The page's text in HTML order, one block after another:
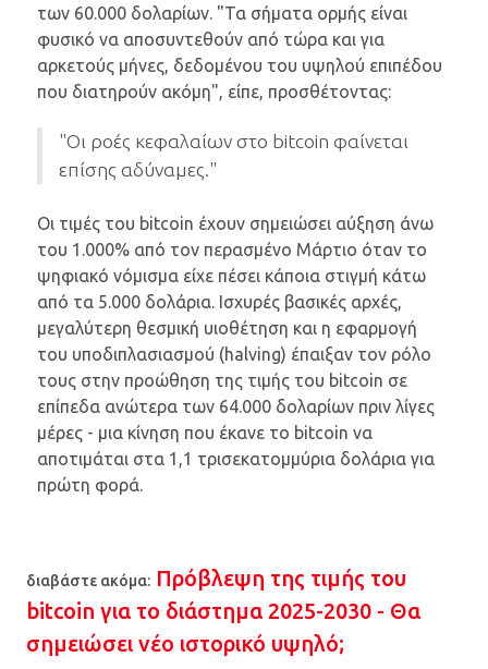
των 60.000 δολαρίων. "Τα σήματα ορμής είναι
φυσικό να αποσυντεθούν από τώρα και για
αρκετούς μήνες, δεδομένου του υψηλού επιπέδου
που διατηρούν ακόμη", είπε, προσθέτοντας:
"Οι ροές κεφαλαίων στο bitcoin φαίνεται
επίσης αδύναμες."
Οι τιμές του bitcoin έχουν σημειώσει αύξηση άνω
του 1.000% από τον περασμένο Μάρτιο όταν το
ψηφιακό νόμισμα είχε πέσει κάποια στιγμή κάτω
από τα 5.000 δολάρια. Ισχυρές βασικές αρχές,
μεγαλύτερη θεσμική υιοθέτηση και η εφαρμογή
του υποδιπλασιασμού (halving) έπαιξαν τον ρόλο
τους στην προώθηση της τιμής του bitcoin σε
επίπεδα ανώτερα των 64.000 δολαρίων πριν λίγες
μέρες - μια κίνηση που έκανε το bitcoin να
αποτιμάται στα 1,1 τρισεκατομμύρια δολάρια για
πρώτη φορά.
διαβάστε ακόμα: Πρόβλεψη της τιμής του
bitcoin για το διάστημα 2025-2030 - Θα
σημειώσει νέο ιστορικό υψηλό;